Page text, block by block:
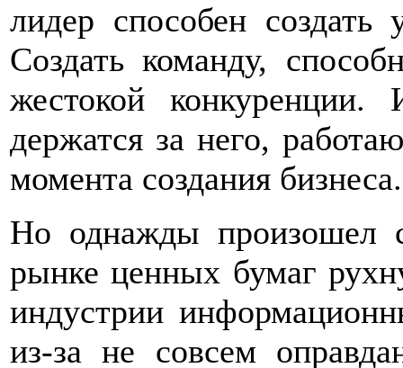
лидер способен
Создать команду,
жестокой
держатся за него,
момента создания бизнеса.
Но однажды произошел
рынке ценных бумаг
индустрии
из-за не совсем